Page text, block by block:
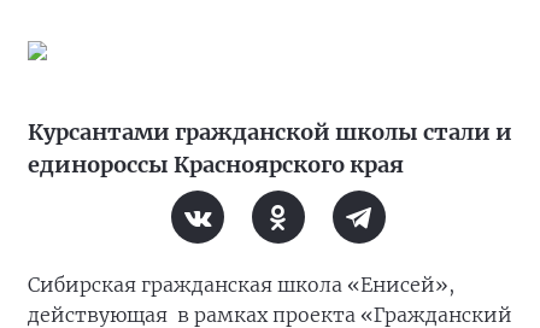
Курсантами гражданской школы стали и
единороссы Красноярского края
Сибирская гражданская школа «Енисей»,
действующая в рамках проекта «Гражданский